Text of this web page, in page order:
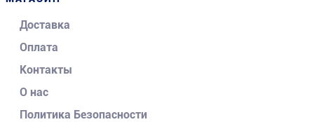
Доставка
Оплата
Контакты
О нас
Политика Безопасности